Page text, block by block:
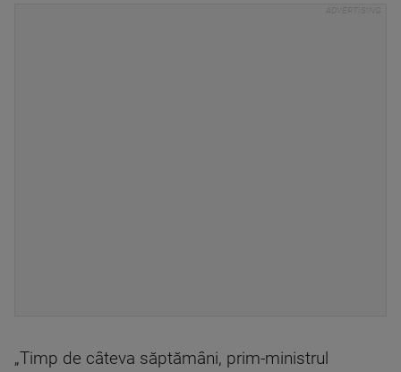
„Timp de câteva săptămâni, prim-ministrul